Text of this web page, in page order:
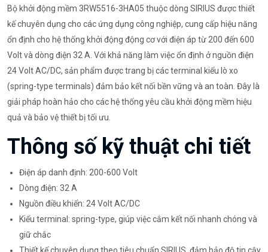
Bộ khởi động mềm 3RW5516-3HA05 thuộc dòng SIRIUS được thiết
kế chuyên dụng cho các ứng dụng công nghiệp, cung cấp hiệu năng
ổn định cho hệ thống khởi động động cơ với điện áp từ 200 đến 600
Volt và dòng điện 32 A. Với khả năng làm việc ổn định ở nguồn điện
24 Volt AC/DC, sản phẩm được trang bị các terminal kiểu lò xo
(spring-type terminals) đảm bảo kết nối bền vững và an toàn. Đây là
giải pháp hoàn hảo cho các hệ thống yêu cầu khởi động mềm hiệu
quả và bảo vệ thiết bị tối ưu.
Thông số kỹ thuật chi tiết
Điện áp danh định: 200-600 Volt
Dòng điện: 32 A
Nguồn điều khiển: 24 Volt AC/DC
Kiểu terminal: spring-type, giúp việc cắm kết nối nhanh chóng và
giữ chắc
Thiết kế chuyên dụng theo tiêu chuẩn SIRIUS, đảm bảo độ tin cậy